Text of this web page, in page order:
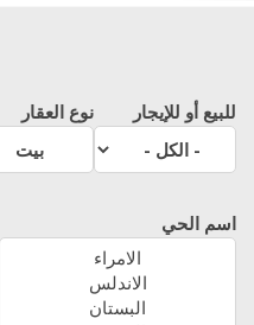
للبيع أو للإيجار نوع العقار
اسم الحي